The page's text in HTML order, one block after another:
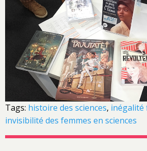
Tags: histoire des sciences, inégalité
invisibilité des femmes en sciences